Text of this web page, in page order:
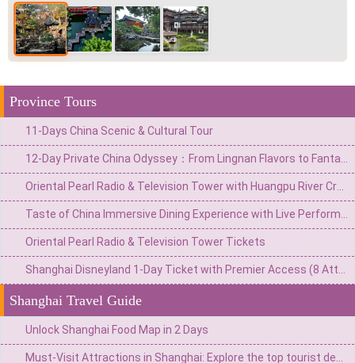
Province Tours
11-Days China Scenic & Cultural Tour
Oriental Pearl Radio & Television Tower Tickets
Shanghai Travel Guide
Unlock Shanghai Food Map in 2 Days